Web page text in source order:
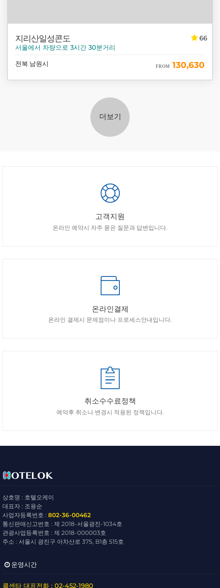
66
지리산일성콘도
서울에서 차량으로 3시간 30분거리
전북 남원시 FROM 130,630
더보기
고객지원
온라인 예약시 자주 묻은 질문과 답변입니다.
온라인결제
온라인 결제시 문제점이나 프로세스안내입니다.
취소수수료정책
예약후 취소나 변경시 적용된 정책입니다.
상호명 : 호텔오케이
대표자 : 조용순
사업자등록번호 : 802-36-00462
통신판매신고번호 : 제 2018-서울광진-1034호
관광사업등록번호 : 제 2018-000003호
주소 : 서울시 광진구 아차산로 375, B1층 515호
운영시간
콜센타 대표전화 : 02-452-1980